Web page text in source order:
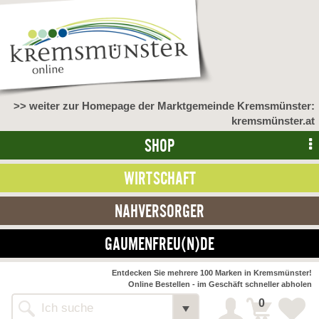
>> weiter zur Homepage der Marktgemeinde Kremsmünster:
kremsmünster.at
SHOP
WIRTSCHAFT
NAHVERSORGER
GAUMENFREU(N)DE
Alle Webseiten
Entdecken Sie mehrere 100 Marken in Kremsmünster!
Online Bestellen - im Geschäft schneller abholen
0
NAHVERSORGER
>> Bauernmarkt << Detail